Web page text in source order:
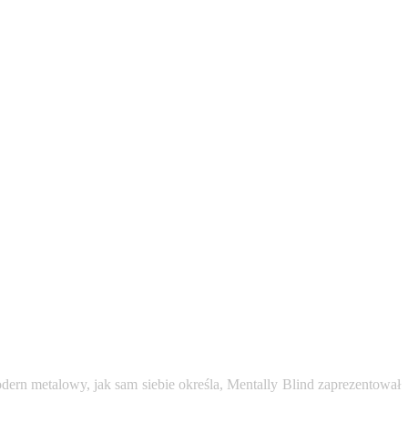
metalowy, jak sam siebie określa, Mentally Blind zaprezentował